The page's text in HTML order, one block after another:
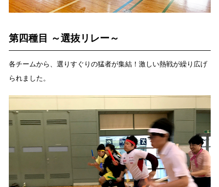
第四種目 ～選抜リレー～
各チームから、選りすぐりの猛者が集結！激しい熱戦が繰り広げ
られました。